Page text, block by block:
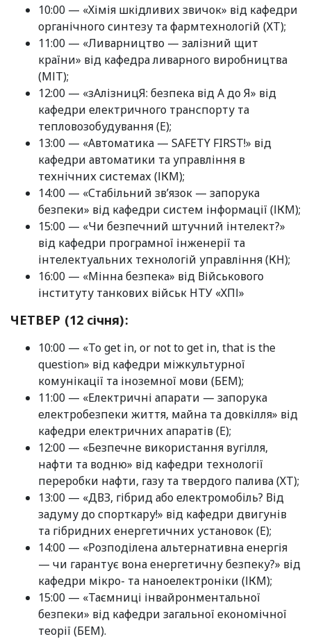
10:00 — «Хімія шкідливих звичок» від кафедри
органічного синтезу та фармтехнологій (ХТ);
11:00 — «Ливарництво — залізний щит
країни» від кафедра ливарного виробництва
(МІТ);
12:00 — «зАлізницЯ: безпека від А до Я» від
кафедри електричного транспорту та
тепловозобудування (Е);
13:00 — «Автоматика — SAFETY FIRST!» від
кафедри автоматики та управління в
технічних системах (ІКМ);
14:00 — «Стабільний зв’язок — запорука
безпеки» від кафедри систем інформації (ІКМ);
15:00 — «Чи безпечний штучний інтелект?»
від кафедри програмної інженерії та
інтелектуальних технологій управління (КН);
16:00 — «Мінна безпека» від Військового
інституту танкових військ НТУ «ХПІ»
ЧЕТВЕР (12 січня):
10:00 — «To get in, or not to get in, that is the
question» від кафедри міжкультурної
комунікації та іноземної мови (БЕМ);
11:00 — «Електричні апарати — запорука
електробезпеки життя, майна та довкілля» від
кафедри електричних апаратів (Е);
12:00 — «Безпечне використання вугілля,
нафти та водню» від кафедри технології
переробки нафти, газу та твердого палива (ХТ);
13:00 — «ДВЗ, гібрид або електромобіль? Від
задуму до спорткару!» від кафедри двигунів
та гібридних енергетичних установок (Е);
14:00 — «Розподілена альтернативна енергія
— чи гарантує вона енергетичну безпеку?» від
кафедри мікро- та наноелектроніки (ІКМ);
15:00 — «Таємниці інвайронментальної
безпеки» від кафедри загальної економічної
теорії (БЕМ).